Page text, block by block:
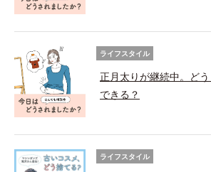
ライフスタイル
正月太りが継続中。ど
できる？
ライフスタイル